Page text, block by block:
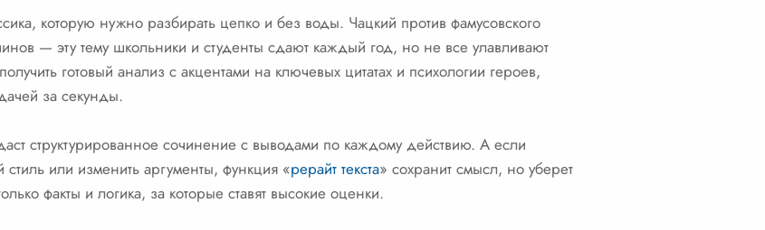
которую нужно разбирать цепко и без воды. Чацкий против фамусовского
— эту тему школьники и студенты сдают каждый год, но не все улавливают
готовый анализ с акцентами на ключевых цитатах и психологии героев,
за секунды.
структурированное сочинение с выводами по каждому действию. А если
стиль или изменить аргументы, функция «рерайт текста» сохранит смысл, но уберет
факты и логика, за которые ставят высокие оценки.